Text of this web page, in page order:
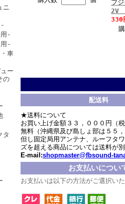
ニ
-
-
-
車
ー
の
タ
フ
2V
330
配送料
★送料について
お買い上げ金額３３，０００円（
無料（沖縄県及び島しょ部は５５
但し固定局用アンテナ、ルーフタ
ズを超える商品については送料が
E-mail:shopmaster@fbsound-
お支払いについ
お支払いは以下の方法がご選択い